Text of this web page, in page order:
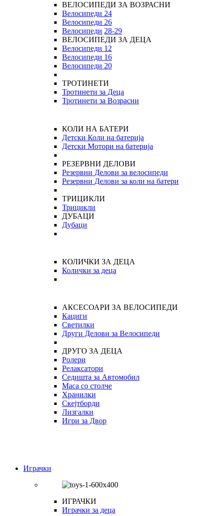
ВЕЛОСИПЕДИ ЗА ВОЗРАСНИ
Велосипеди 24
Велосипеди 26
Велосипеди 28-29
ВЕЛОСИПЕДИ ЗА ДЕЦА
Велосипеди 12
Велосипеди 16
Велосипеди 20
ТРОТИНЕТИ
Тротинети за Деца
Тротинети за Возрасни
КОЛИ НА БАТЕРИ
Детски Коли на батерија
Детски Мотори на батерија
РЕЗЕРВНИ ДЕЛОВИ
Резервни Делови за велосипеди
Резервни Делови за коли на батери
ТРИЦИКЛИ
Трицикли
ДУБАЦИ
Дубаци
КОЛИЧКИ ЗА ДЕЦА
Колички за деца
АКСЕСОАРИ ЗА ВЕЛОСИПЕДИ
Кациги
Светилки
Други Делови за Велосипеди
ДРУГО ЗА ДЕЦА
Ролери
Релаксатори
Седишта за Автомобил
Маса со столче
Хранилки
Скејтборди
Лизгалки
Игри за Двор
Играчки
ИГРАЧКИ
Играчки за деца